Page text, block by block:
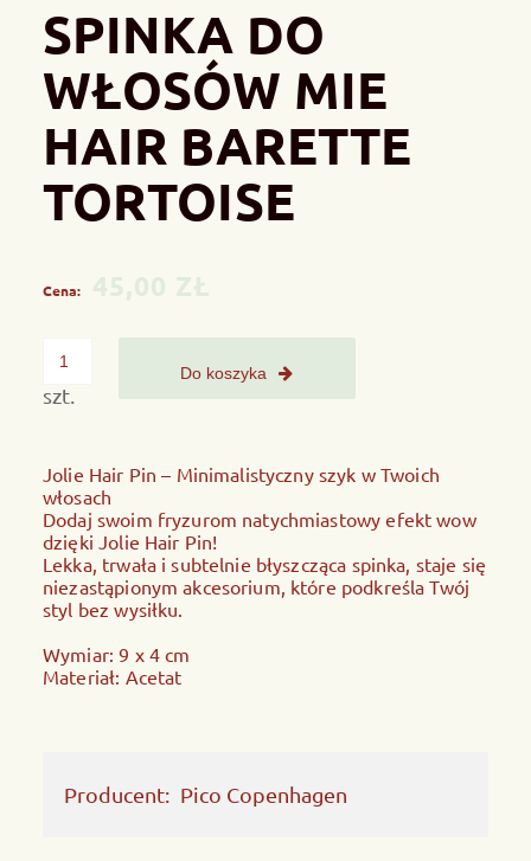
SPINKA DO
WŁOSÓW MIE
HAIR BARETTE
TORTOISE
Cena: 45,00 ZŁ
szt.
Do koszyka
Jolie Hair Pin – Minimalistyczny szyk w Twoich
włosach
Dodaj swoim fryzurom natychmiastowy efekt wow
dzięki Jolie Hair Pin!
Lekka, trwała i subtelnie błyszcząca spinka, staje się
niezastąpionym akcesorium, które podkreśla Twój
styl bez wysiłku.
Wymiar: 9 x 4 cm
Materiał: Acetat
Producent: Pico Copenhagen